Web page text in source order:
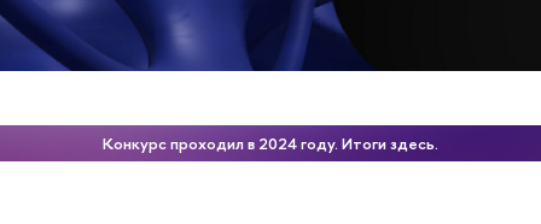
Конкурс проходил в 2024 году. Итоги здесь.